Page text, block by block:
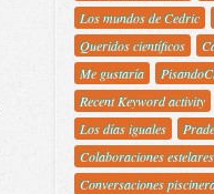
Los mundos de Cedric
Queridos científicos
Me gustaría
Recent Keyword activity
Los días iguales
Colaboraciones estelares
Conversaciones